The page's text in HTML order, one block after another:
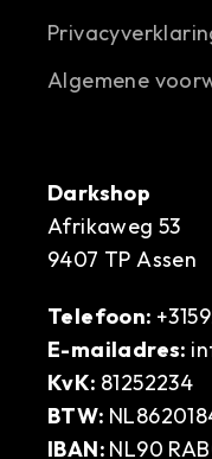
Algemene
Darkshop
Afrikaweg 53
9407 TP Assen
Telefoon:
E-mailadres:
KvK: 81252234
BTW:
IBAN: NL90